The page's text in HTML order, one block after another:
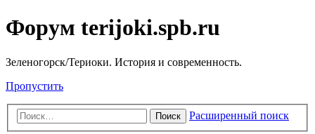
Форум terijoki.spb.ru
Зеленогорск/Териоки. История и современность.
Пропустить
Поиск Расширенный поиск